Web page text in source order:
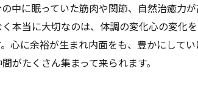
中に眠っていた筋肉や関節、自然治癒力
本当に大切なのは、体調の変化心の変化
心に余裕が生まれ内面をも、豊かにして
がたくさん集まって来られます。